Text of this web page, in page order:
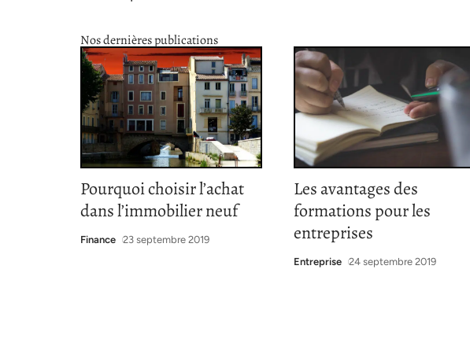
Nos dernières publications
Pourquoi choisir l’achat
dans l’immobilier neuf
Finance 23 septembre 2019
Les avantages des
formations pour les
entreprises
Entreprise 24 septembre 2019